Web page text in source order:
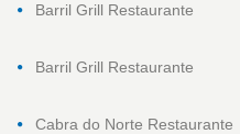
Barril Grill Restaurante
Barril Grill Restaurante
Cabra do Norte Restaurante